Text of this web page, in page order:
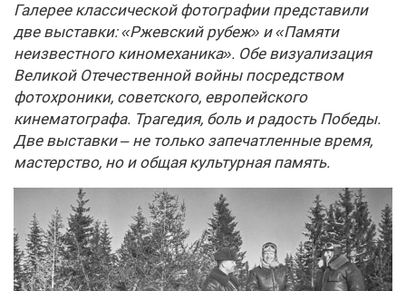
Галерее классической фотографии представили
две выставки: «Ржевский рубеж» и «Памяти
неизвестного киномеханика». Обе визуализация
Великой Отечественной войны посредством
фотохроники, советского, европейского
кинематографа. Трагедия, боль и радость Победы.
Две выставки – не только запечатленные время,
мастерство, но и общая культурная память.